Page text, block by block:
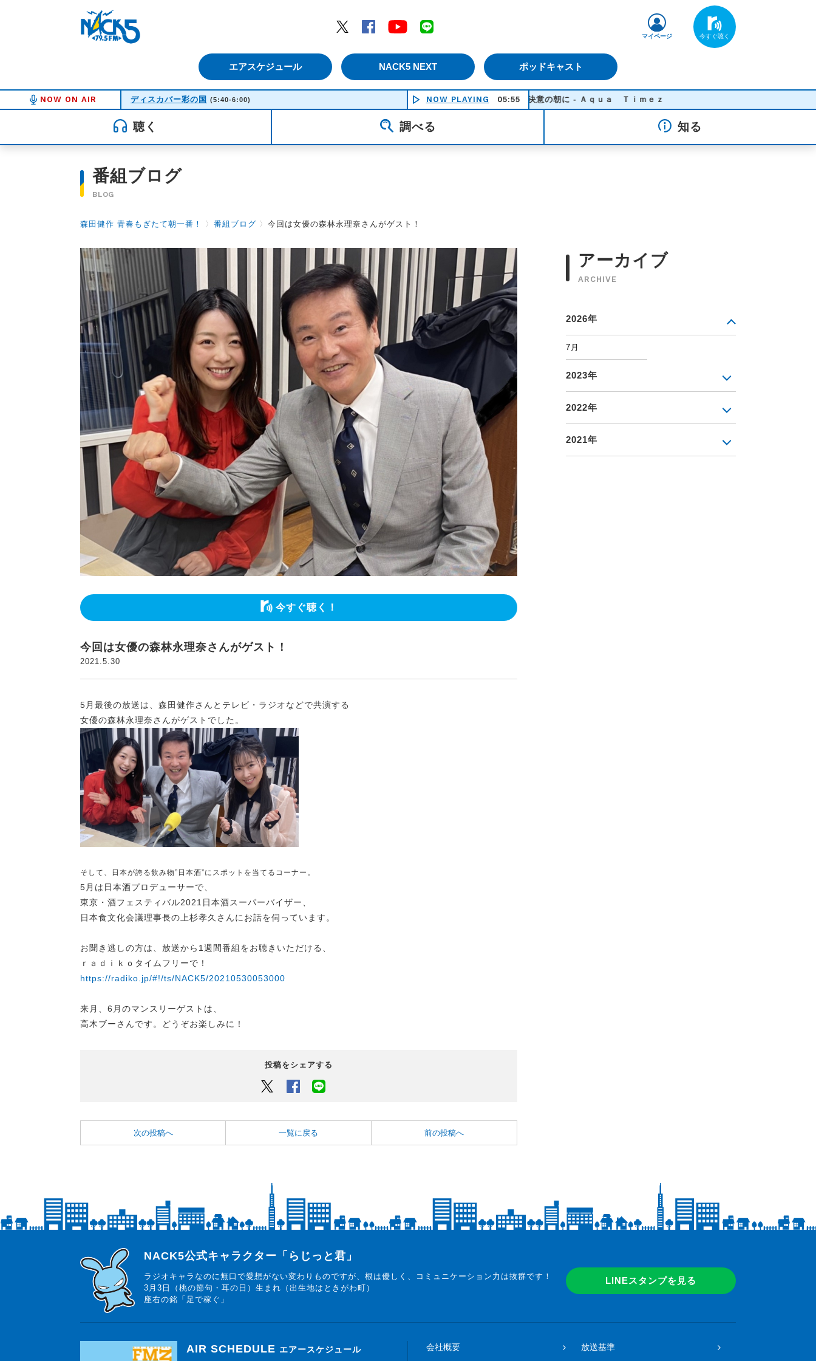
Twitter
Facebook YouTube
エアスケジュール NACK5 NEXT ポッドキャスト
マイページ
NOW ON AIR ディスカバー彩の国 (5:40-6:00) NOW PLAYING 05:55
決意の朝に - Ａｑｕａ Ｔｉｍｅｚ
聴く 調べる 知る
番組ブログ
BLOG
森田健作 青春もぎたて朝一番！ 〉 番組ブログ 〉 今回は女優の森林永理奈さんがゲスト！
今すぐ聴く！
今回は女優の森林永理奈さんがゲスト！
2021.5.30
5月最後の放送は、森田健作さんとテレビ・ラジオなどで共演する
女優の森林永理奈さんがゲストでした。
そして、日本が誇る飲み物”日本酒”にスポットを当てるコーナー。
5月は日本酒プロデューサーで、
東京・酒フェスティバル2021日本酒スーパーバイザー、
日本食文化会議理事長の上杉孝久さんにお話を伺っています。
お聞き逃しの方は、放送から1週間番組をお聴きいただける、
ｒａｄｉｋｏタイムフリーで！
https://radiko.jp/#!/ts/NACK5/20210530053000
来月、6月のマンスリーゲストは、
高木ブーさんです。どうぞお楽しみに！
投稿をシェアする
Twitter Facebook
次の投稿へ 一覧に戻る 前の投稿へ
アーカイブ
ARCHIVE
2026年
7月
2023年
2022年
2021年
らじっと君
NACK5公式キャラクター「らじっと君」
ラジオキャラなのに無口で愛想がない変わりものですが、根は優しく、コミュニケーション力は抜群です！
3月3日（桃の節句・耳の日）生まれ（出生地はときがわ町）
座右の銘「足で稼ぐ」
LINEスタンプを見る
AIR SCHEDULE エアースケジュール 会社概要 放送基準